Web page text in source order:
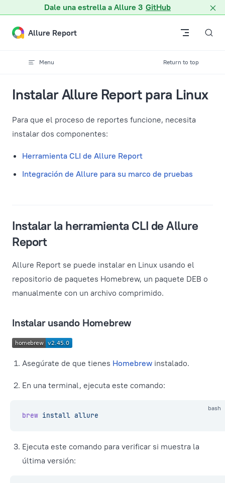
Dale una estrella a Allure 3 GitHub
Skip to content
Allure Report
Menu Return to top
Instalar Allure Report para Linux
Para que el proceso de reportes funcione, necesita
instalar dos componentes:
Herramienta CLI de Allure Report
Integración de Allure para su marco de pruebas
Instalar la herramienta CLI de Allure
Report
Allure Report se puede instalar en Linux usando el
repositorio de paquetes Homebrew, un paquete DEB o
manualmente con un archivo comprimido.
Instalar usando Homebrew
Asegúrate de que tienes Homebrew instalado.
En una terminal, ejecuta este comando:
bash
brew install allure
Ejecuta este comando para verificar si muestra la
última versión: